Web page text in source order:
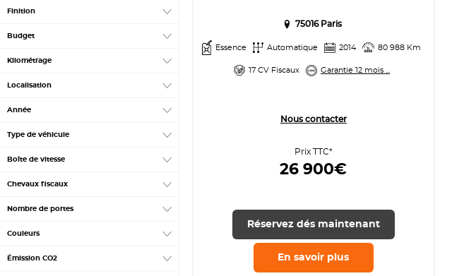
Finition
Budget
Kilométrage
Localisation
Année
Type de véhicule
Boîte de vitesse
Chevaux fiscaux
Nombre de portes
Couleurs
Émission CO2
75016 Paris
Essence Automatique 2014 80 988 Km
17 CV Fiscaux Garantie 12 mois ...
Nous contacter
Prix TTC*
26 900€
Réservez dés maintenant
En savoir plus